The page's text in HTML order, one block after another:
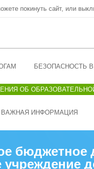
покинуть сайт, или
БЕЗОПАСНОСТЬ
ОБ
ВАЖНАЯ ИНФОРМАЦИЯ
бюджетное
учреждение